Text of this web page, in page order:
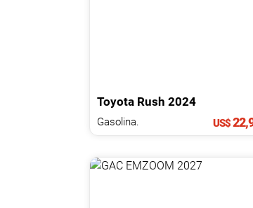
Toyota Rush 2024
Gasolina. US$